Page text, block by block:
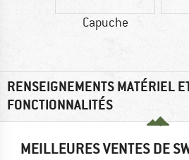
Capuche
RENSEIGNEMENTS MATÉRIEL
FONCTIONNALITÉS
MEILLEURES VENTES DE